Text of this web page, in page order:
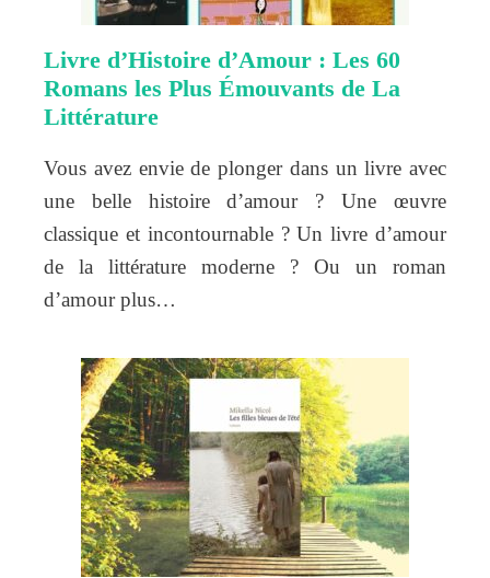
Livre d’Histoire d’Amour : Les 60
Romans les Plus Émouvants de La
Littérature
Vous avez envie de plonger dans un livre avec
une belle histoire d’amour ? Une œuvre
classique et incontournable ? Un livre d’amour
de la littérature moderne ? Ou un roman
d’amour plus…